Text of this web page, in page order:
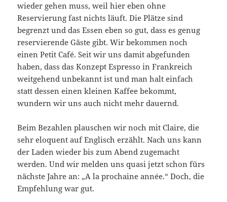
wieder gehen muss, weil hier eben ohne
Reservierung fast nichts läuft. Die Plätze sind
begrenzt und das Essen eben so gut, dass es genug
reservierende Gäste gibt. Wir bekommen noch
einen Petit Café. Seit wir uns damit abgefunden
haben, dass das Konzept Espresso in Frankreich
weitgehend unbekannt ist und man halt einfach
statt dessen einen kleinen Kaffee bekommt,
wundern wir uns auch nicht mehr dauernd.
Beim Bezahlen plauschen wir noch mit Claire, die
sehr eloquent auf Englisch erzählt. Nach uns kann
der Laden wieder bis zum Abend zugemacht
werden. Und wir melden uns quasi jetzt schon fürs
nächste Jahre an: „A la prochaine année.“ Doch, die
Empfehlung war gut.